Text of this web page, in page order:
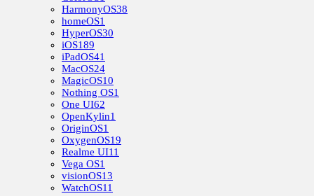
HarmonyOS38
homeOS1
HyperOS30
iOS189
iPadOS41
MacOS24
MagicOS10
Nothing OS1
One UI62
OpenKylin1
OriginOS1
OxygenOS19
Realme UI11
Vega OS1
visionOS13
WatchOS11